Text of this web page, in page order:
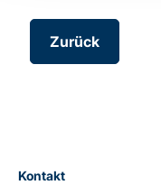
Zurück
Kontakt